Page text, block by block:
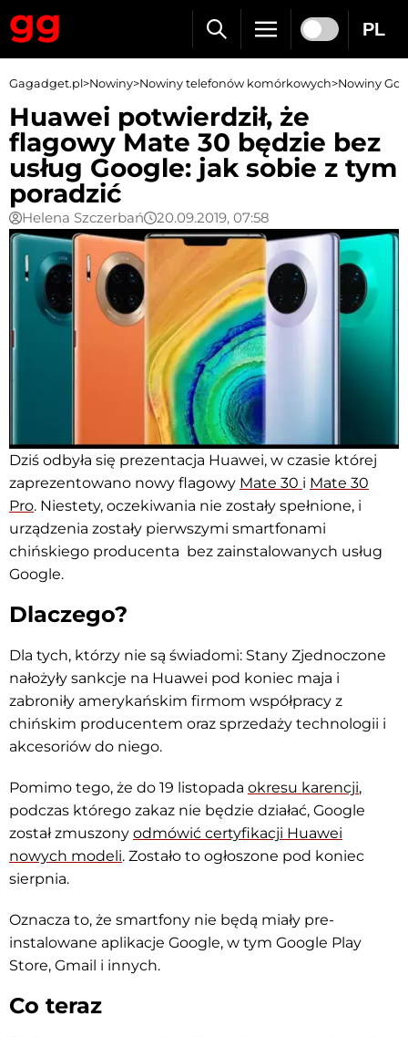
PL
Gagadget.pl>Nowiny>Nowiny telefonów komórkowych>Nowiny
Huawei potwierdził, że
flagowy Mate 30 będzie bez
usług Google: jak sobie z tym
poradzić
Helena Szczerbań 20.09.2019, 07:58
Dziś odbyła się prezentacja Huawei, w czasie której
zaprezentowano nowy flagowy Mate 30 i Mate 30
Pro. Niestety, oczekiwania nie zostały spełnione, i
urządzenia zostały pierwszymi smartfonami
chińskiego producenta bez zainstalowanych usług
Google.
Dlaczego?
Dla tych, którzy nie są świadomi: Stany Zjednoczone
nałożyły sankcje na Huawei pod koniec maja i
zabroniły amerykańskim firmom współpracy z
chińskim producentem oraz sprzedaży technologii i
akcesoriów do niego.
Pomimo tego, że do 19 listopada okresu karencji,
podczas którego zakaz nie będzie działać, Google
został zmuszony odmówić certyfikacji Huawei
nowych modeli. Zostało to ogłoszone pod koniec
sierpnia.
Oznacza to, że smartfony nie będą miały pre-
instalowane aplikacje Google, w tym Google Play
Store, Gmail i innych.
Co teraz